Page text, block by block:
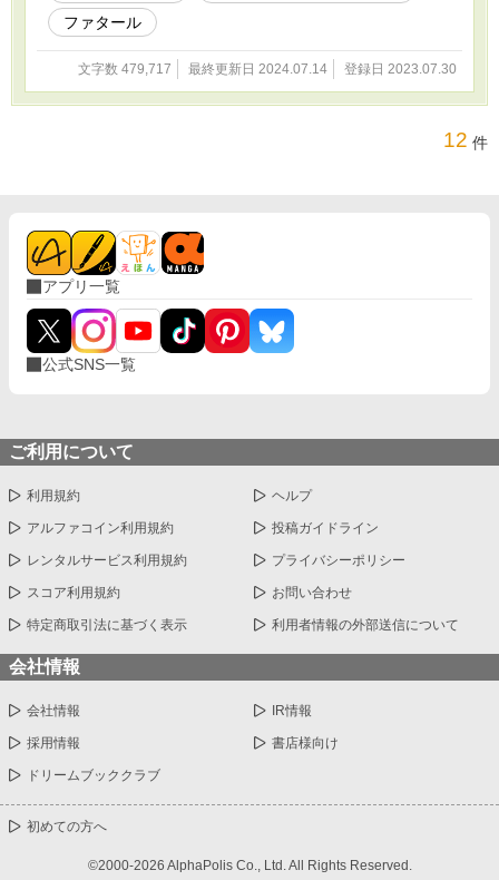
ファタール
文字数 479,717 最終更新日 2024.07.14 登録日 2023.07.30
12 件
アプリ一覧
公式SNS一覧
ご利用について
利用規約 ヘルプ
アルファコイン利用規約 投稿ガイドライン
レンタルサービス利用規約 プライバシーポリシー
スコア利用規約 お問い合わせ
特定商取引法に基づく表示 利用者情報の外部送信について
会社情報
会社情報 IR情報
採用情報 書店様向け
ドリームブッククラブ
初めての方へ
©2000-2026 AlphaPolis Co., Ltd. All Rights Reserved.